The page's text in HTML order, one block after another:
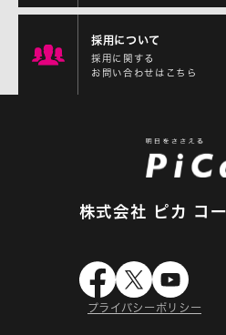
採用について
採用に関する
お問い合わせはこちら
株式会社 ピカ コ
プライバシーポリシー